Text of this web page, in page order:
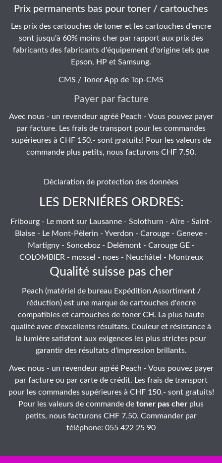
Prix permanents bas pour toner / cartouches
Les prix des cartouches de toner et les cartouches d'encre
sont jusqu'à 60% moins cher par rapport aux prix des
fabricants des fabricants d'équipement d'origine tels que
Epson, HP et Samsung.
CMS / Toner App de Top-CMS
Payer par facture
Avec nous - un revendeur agréé Peach - Vous pouvez payer
par facture. Les frais de transport pour les commandes
supérieures à CHF 150.- sont gratuits! Pour les valeurs de
commande plus petits, nous facturons CHF 7.50.
Dèclaration de protection des donnèes
LES DERNIÉRES ORDRES:
Fribourg - Le mont sur Lausanne - Solothurn - Aïre - Saint-
Blaise - Le Mont-Pèlerin - Yverdon - Carouge - Geneve -
Martigny - Sonceboz - Delémont - Carouge GE -
COLOMBIER - mossel - noes - Neuchâtel - Montreux
Qualité suisse pas cher
Peach (matériel de bureau Expédition Assortiment /
réduction) est une marque de cartouches d'encre
compatibles et cartouches de toner CH. La plus haute
qualité avec d'excellents résultats. Couleur et résistance à
la lumière satisfont aux exigences les plus strictes pour
garantir des résultats d'impression brillants.
Avec nous - un revendeur agréé Peach - Vous pouvez payer
par facture ou par carte de crédit. Les frais de transport
pour les commandes supérieures à CHF 150.- sont gratuits!
Pour les valeurs de commande de toner pas cher plus
petits, nous facturons CHF 7.50. Commander par
téléphone: 055 422 25 90